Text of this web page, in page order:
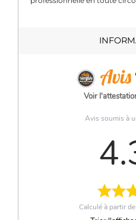
Voir
Avis soumis à
Calculé à partir de